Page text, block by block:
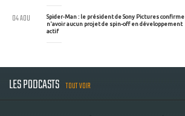
Spider-Man : le président de Sony Pictures confirme
n'avoir aucun projet de spin-off en développement
actif
04 AOU
LES PODCASTS TOUT VOIR